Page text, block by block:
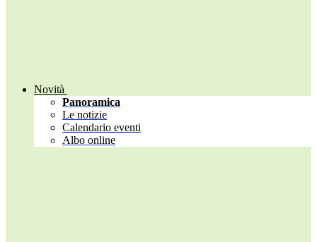
Novità
Panoramica
Le notizie
Calendario eventi
Albo online